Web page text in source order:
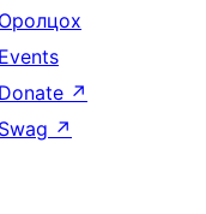
Оролцох
Events
Donate ↗
Swag ↗